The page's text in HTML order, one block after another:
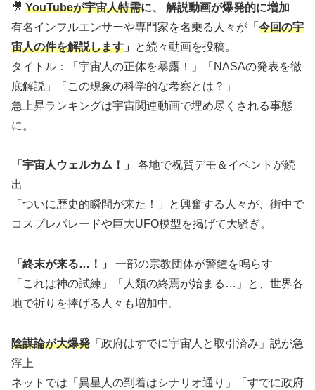
🎥 YouTubeが宇宙人特需に、 解説動画が爆発的に増加
有名インフルエンサーや専門家を名乗る人々が 「 今回の宇
宙人の件を解説します 」
と続々動画を投稿。
タイトル：「宇宙人の正体を暴露！」「NASAの発表を徹
底解説」「この現象の科学的な考察とは？」
急上昇ランキングは宇宙関連動画で埋め尽くされる事態
に。
「宇宙人ウェルカム！」 各地で祝賀デモ＆イベントが続
出
「ついに歴史的瞬間が来た！」と興奮する人々が、街中で
コスプレパレードや巨大UFO模型を掲げて大騒ぎ。
「終末が来る…！」 一部の宗教団体が警鐘を鳴らす
「これは神の試練」「人類の終焉が始まる…」と、世界各
地で祈りを捧げる人々も増加中。
陰謀論が大爆発 「政府はすでに宇宙人と取引済み」説が急
浮上
ネットでは「異星人の到着はシナリオ通り」「すでに政府